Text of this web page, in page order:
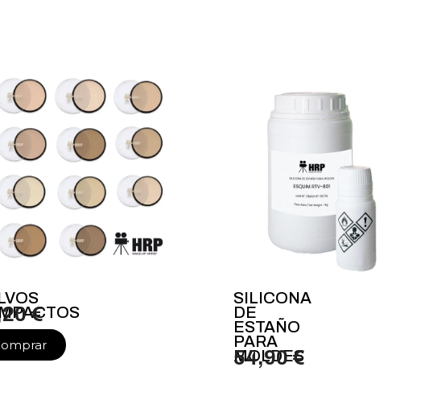
€
SILICONA
DE
ESTAÑO
PARA
MOLDES
54,90 €